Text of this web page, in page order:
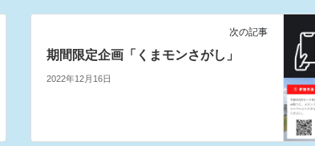
次の記事
期間限定企画「くまモンさがし」
2022年12月16日